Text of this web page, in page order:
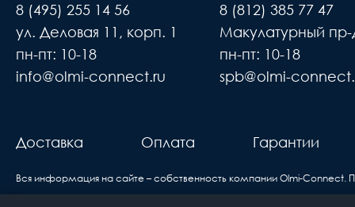
Тип волокна
Цвет
Исполнение
Время ожидания водителя при доставке
В случае если въезд на территорию
покупатель
8 (495) 255 14 56
ул. Деловая 11, корп. 1
пн-пт: 10-18
info@olmi-connect.ru
8 (812) 385 77 47
Макулатурный пр-
пн-пт: 10-18
spb@olmi-
Доставка Оплата Гарантии
Вся информация на сайте – собственность компании Olmi-Сonnect.